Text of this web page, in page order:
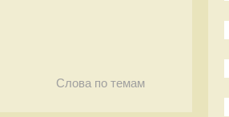
Слова по темам